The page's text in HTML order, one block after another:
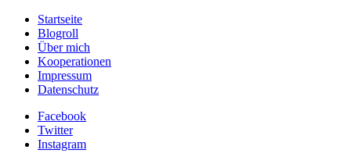
Startseite
Blogroll
Über mich
Kooperationen
Impressum
Datenschutz
Facebook
Twitter
Instagram